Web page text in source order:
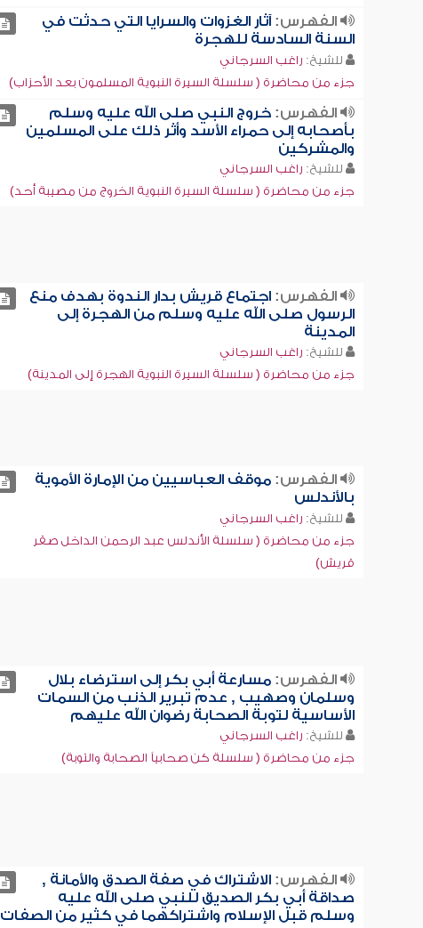
الفهرس:آثار الغزوات والسرايا التي حدثت في
السنة السادسة للهجرة
للشيخ: راغب السرجاني
جزء من محاضرة ( سلسلة السيرة النبوية المسلمون بعد الأحزاب)
الفهرس:خروج النبي صلى الله عليه وسلم
بأصحابه إلى حمراء الأسد وأثر ذلك على المسلمين
والمشركين
للشيخ: راغب السرجاني
جزء من محاضرة ( سلسلة السيرة النبوية الخروج من مصيبة أحد)
الفهرس:اجتماع قريش بدار الندوة بهدف منع
الرسول صلى الله عليه وسلم من الهجرة إلى
المدينة
للشيخ: راغب السرجاني
جزء من محاضرة ( سلسلة السيرة النبوية الهجرة إلى المدينة)
الفهرس:موقف العباسيين من الإمارة الأموية
بالأندلس
للشيخ: راغب السرجاني
جزء من محاضرة ( سلسلة الأندلس عبد الرحمن الداخل صقر
قريش)
الفهرس:مسارعة أبي بكر إلى استرضاء بلال
وسلمان وصهيب , عدم تبرير الذنب من السمات
الأساسية لتوبة الصحابة رضوان الله عليهم
للشيخ: راغب السرجاني
جزء من محاضرة ( سلسلة كن صحابياً الصحابة والتوبة)
الفهرس:الاشتراك في صفة الصدق والأمانة ,
صداقة أبي بكر الصديق للنبي صلى الله عليه
وسلم قبل الإسلام واشتراكهما في كثير من الصفات